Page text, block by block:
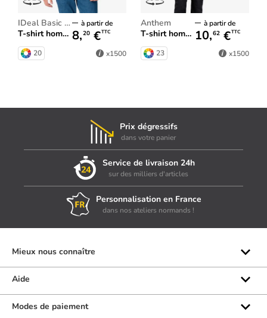
iDeal Basic Brand
T-shirt homme iDeal190
à partir de
8,20 €TTC
20 x1500
Anthem
T-shirt homme Anthem
à partir de
10,62 €TTC
23 x1500
Prix dégressifs
dans votre panier
Service de livraison 24h
sur des milliers d'articles
Personnalisation en France
dans nos ateliers normands !
Mieux nous connaître
Qui sommes-nous ?
Les marques
Aide
Rubrique d'aide
Modes de paiement